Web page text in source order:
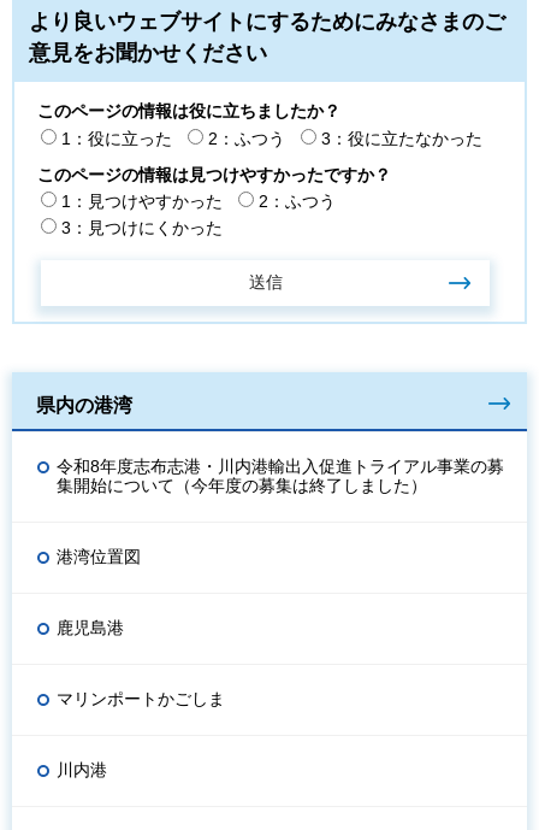
より良いウェブサイトにするためにみなさまのご
意見をお聞かせください
このページの情報は役に立ちましたか？
1：役に立った
2：ふつう
3：役に立たなかった
このページの情報は見つけやすかったですか？
1：見つけやすかった
2：ふつう
3：見つけにくかった
県内の港湾
令和8年度志布志港・川内港輸出入促進トライアル事業の募
集開始について（今年度の募集は終了しました）
港湾位置図
鹿児島港
マリンポートかごしま
川内港